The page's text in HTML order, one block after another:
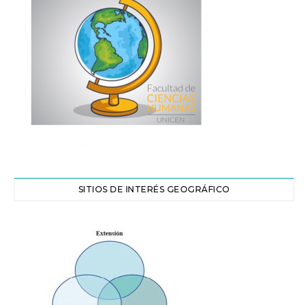
SITIOS DE INTERÉS GEOGRÁFICO